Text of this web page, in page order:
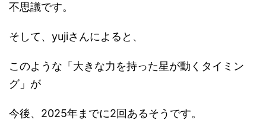
不思議です。
そして、yujiさんによると、
このような「大きな力を持った星が動くタイミン
グ」が
今後、2025年までに2回あるそうです。